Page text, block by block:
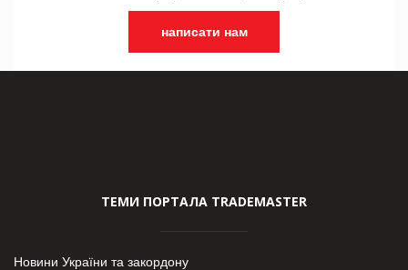
написати нам
ТЕМИ ПОРТАЛА TRADEMASTER
Новини України та закордону